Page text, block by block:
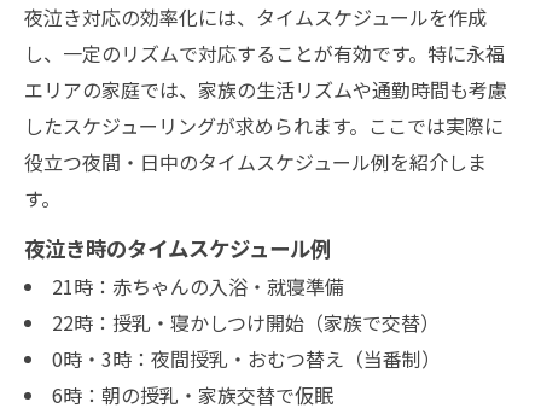
夜泣き対応の効率化には、タイムスケジュールを作成
し、一定のリズムで対応することが有効です。特に永福
エリアの家庭では、家族の生活リズムや通勤時間も考慮
したスケジューリングが求められます。ここでは実際に
役立つ夜間・日中のタイムスケジュール例を紹介しま
す。
夜泣き時のタイムスケジュール例
21時：赤ちゃんの入浴・就寝準備
22時：授乳・寝かしつけ開始（家族で交替）
0時・3時：夜間授乳・おむつ替え（当番制）
6時：朝の授乳・家族交替で仮眠